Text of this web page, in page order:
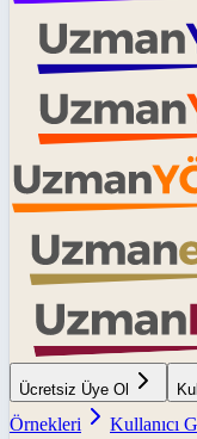
Ücretsiz Üye Ol
Örnekleri
Kullanıcı